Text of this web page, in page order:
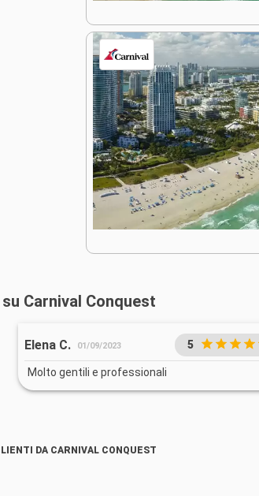
Carnival Conquest
Elena C. 01/09/2023 5
Molto gentili e professionali
DA CARNIVAL CONQUEST